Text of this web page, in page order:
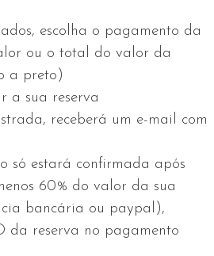
escolha o pagamento da
ou o total do valor da
a preto)
a sua reserva
receberá um e-mail com
só estará confirmada após
60% do valor da sua
bancária ou paypal),
da reserva no pagamento